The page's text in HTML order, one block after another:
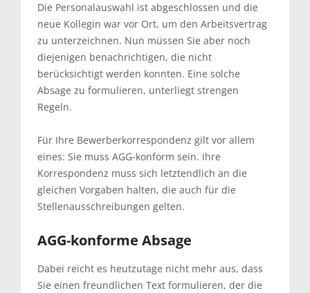
Die Personalauswahl ist abgeschlossen und die
neue Kollegin war vor Ort, um den Arbeitsvertrag
zu unterzeichnen. Nun müssen Sie aber noch
diejenigen benachrichtigen, die nicht
berücksichtigt werden konnten. Eine solche
Absage zu formulieren, unterliegt strengen
Regeln.
Für Ihre Bewerberkorrespondenz gilt vor allem
eines: Sie muss AGG-konform sein. Ihre
Korrespondenz muss sich letztendlich an die
gleichen Vorgaben halten, die auch für die
Stellenausschreibungen gelten.
AGG-konforme Absage
Dabei reicht es heutzutage nicht mehr aus, dass
Sie einen freundlichen Text formulieren, der die